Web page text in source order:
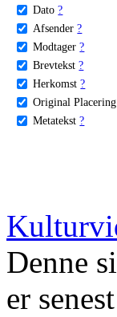
Dato ?
Afsender ?
Modtager ?
Brevtekst ?
Herkomst ?
Original Placering
Metatekst ?
Denne
er